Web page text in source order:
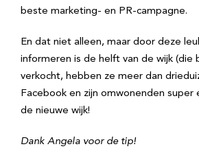
beste marketing- en PR-campagne.
En dat niet alleen, maar door deze
informeren is de helft van de wijk (die
verkocht, hebben ze meer dan
Facebook en zijn omwonenden super
de nieuwe wijk!
Dank Angela voor de tip!